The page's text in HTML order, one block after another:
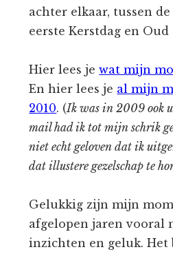
achter elkaar, tussen
eerste Kerstdag en Oud
Hier lees jewat mijn
En hier lees je al mijn
2010. (Ik was in 2009 ook
mail had ik tot mijn schrik
niet echt geloven dat ik
dat illustere gezelschap te
Gelukkig zijn mijn
afgelopen jaren vooral
inzichten en geluk. Het